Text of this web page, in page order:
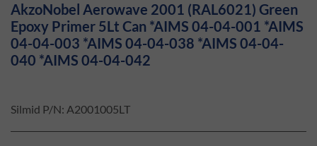
AkzoNobel Aerowave 2001 (RAL6021) Green
Epoxy Primer 5Lt Can *AIMS 04-04-001 *AIMS
04-04-003 *AIMS 04-04-038 *AIMS 04-04-
040 *AIMS 04-04-042
Silmid P/N: A2001005LT